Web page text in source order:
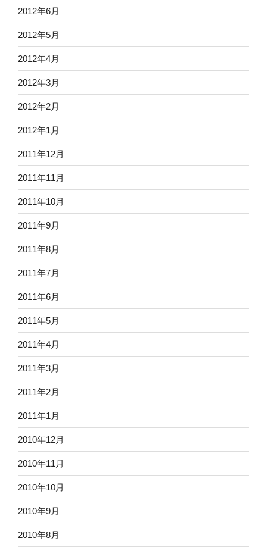
2012年6月
2012年5月
2012年4月
2012年3月
2012年2月
2012年1月
2011年12月
2011年11月
2011年10月
2011年9月
2011年8月
2011年7月
2011年6月
2011年5月
2011年4月
2011年3月
2011年2月
2011年1月
2010年12月
2010年11月
2010年10月
2010年9月
2010年8月